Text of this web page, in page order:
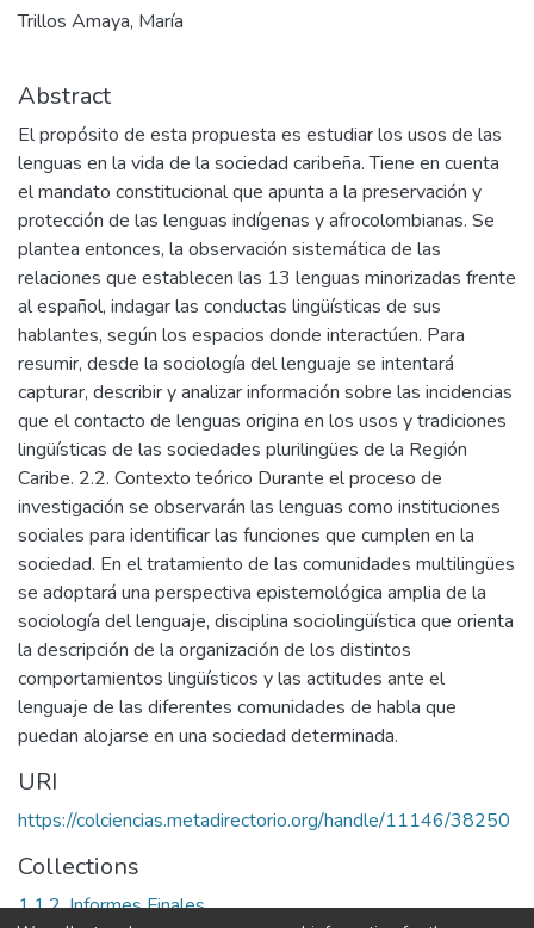
Trillos Amaya, María
Abstract
El propósito de esta propuesta es estudiar los usos de las
lenguas en la vida de la sociedad caribeña. Tiene en cuenta
el mandato constitucional que apunta a la preservación y
protección de las lenguas indígenas y afrocolombianas. Se
plantea entonces, la observación sistemática de las
relaciones que establecen las 13 lenguas minorizadas frente
al español, indagar las conductas lingüísticas de sus
hablantes, según los espacios donde interactúen. Para
resumir, desde la sociología del lenguaje se intentará
capturar, describir y analizar información sobre las incidencias
que el contacto de lenguas origina en los usos y tradiciones
lingüísticas de las sociedades plurilingües de la Región
Caribe. 2.2. Contexto teórico Durante el proceso de
investigación se observarán las lenguas como instituciones
sociales para identificar las funciones que cumplen en la
sociedad. En el tratamiento de las comunidades multilingües
se adoptará una perspectiva epistemológica amplia de la
sociología del lenguaje, disciplina sociolingüística que orienta
la descripción de la organización de los distintos
comportamientos lingüísticos y las actitudes ante el
lenguaje de las diferentes comunidades de habla que
puedan alojarse en una sociedad determinada.
URI
https://colciencias.metadirectorio.org/handle/11146/38250
Collections
1.1.2. Informes Finales